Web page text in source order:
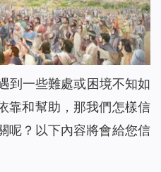
到一些難處或困境不知如
靠和幫助，那我們怎樣信
呢？以下內容將會給您信